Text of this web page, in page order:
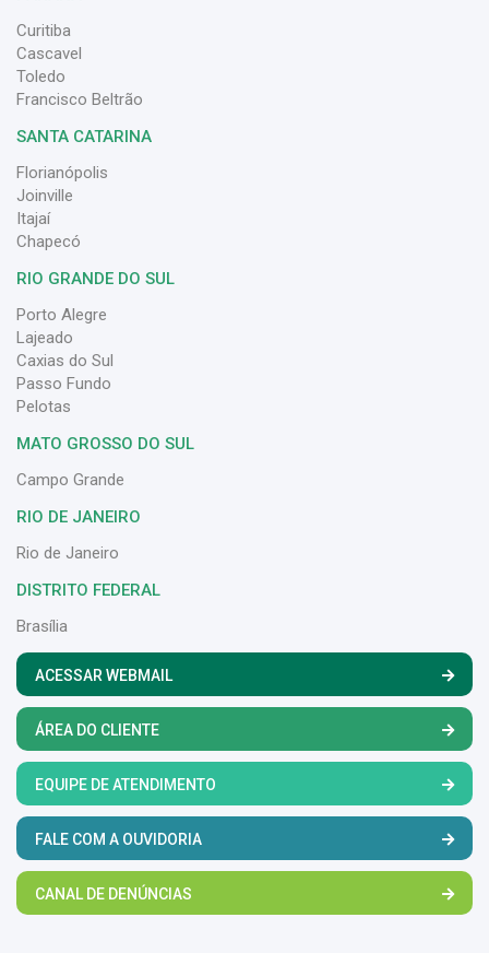
Curitiba
Cascavel
Toledo
Francisco Beltrão
SANTA CATARINA
Florianópolis
Joinville
Itajaí
Chapecó
RIO GRANDE DO SUL
Porto Alegre
Lajeado
Caxias do Sul
Passo Fundo
Pelotas
MATO GROSSO DO SUL
Campo Grande
RIO DE JANEIRO
Rio de Janeiro
DISTRITO FEDERAL
Brasília
ACESSAR WEBMAIL
ÁREA DO CLIENTE
EQUIPE DE ATENDIMENTO
FALE COM A OUVIDORIA
CANAL DE DENÚNCIAS